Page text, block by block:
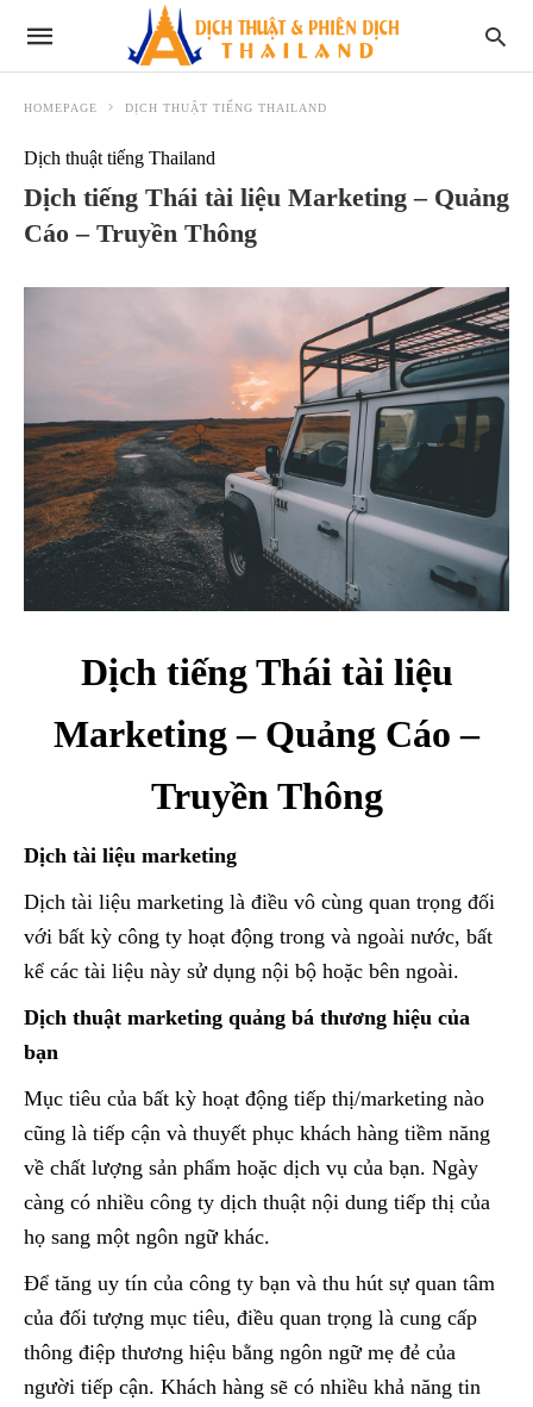
HOMEPAGE DỊCH THUẬT TIẾNG THAILAND
Dịch thuật tiếng Thailand
Dịch tiếng Thái tài liệu Marketing – Quảng
Cáo – Truyền Thông
Dịch tiếng Thái tài liệu
Marketing – Quảng Cáo –
Truyền Thông
Dịch tài liệu marketing
Dịch tài liệu marketing là điều vô cùng quan trọng đối
với bất kỳ công ty hoạt động trong và ngoài nước, bất
kể các tài liệu này sử dụng nội bộ hoặc bên ngoài.
Dịch thuật marketing quảng bá thương hiệu của
bạn
Mục tiêu của bất kỳ hoạt động tiếp thị/marketing nào
cũng là tiếp cận và thuyết phục khách hàng tiềm năng
về chất lượng sản phẩm hoặc dịch vụ của bạn. Ngày
càng có nhiều công ty dịch thuật nội dung tiếp thị của
họ sang một ngôn ngữ khác.
Để tăng uy tín của công ty bạn và thu hút sự quan tâm
của đối tượng mục tiêu, điều quan trọng là cung cấp
thông điệp thương hiệu bằng ngôn ngữ mẹ đẻ của
người tiếp cận. Khách hàng sẽ có nhiều khả năng tin